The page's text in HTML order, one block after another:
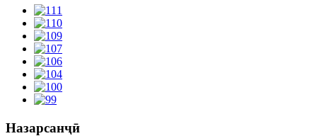
Назарсанҷӣ